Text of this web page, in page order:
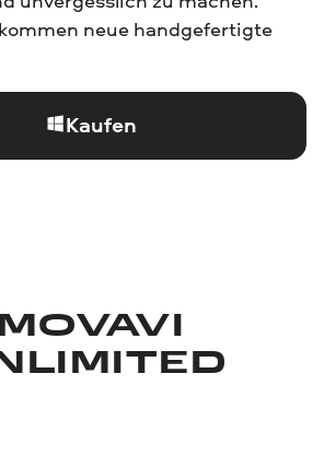
neue handgefertigte
Kaufen
MOVAVI